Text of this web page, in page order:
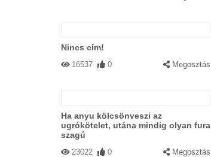
Nincs cím!
16537 0 Megosztás
Ha anyu kölcsönveszi az
ugrókötelet, utána mindig olyan fura
szagú
23022 0 Megosztás